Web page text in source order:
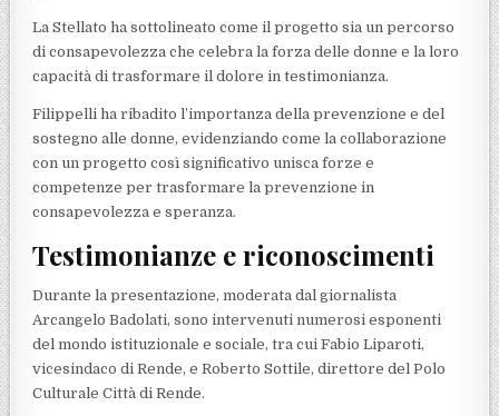
La Stellato ha sottolineato come il progetto sia un percorso
di consapevolezza che celebra la forza delle donne e la loro
capacità di trasformare il dolore in testimonianza.
Filippelli ha ribadito l’importanza della prevenzione e del
sostegno alle donne, evidenziando come la collaborazione
con un progetto così significativo unisca forze e
competenze per trasformare la prevenzione in
consapevolezza e speranza.
Testimonianze e riconoscimenti
Durante la presentazione, moderata dal giornalista
Arcangelo Badolati, sono intervenuti numerosi esponenti
del mondo istituzionale e sociale, tra cui Fabio Liparoti,
vicesindaco di Rende, e Roberto Sottile, direttore del Polo
Culturale Città di Rende.